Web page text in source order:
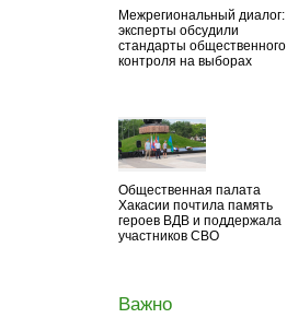
Межрегиональный диалог:
эксперты обсудили
стандарты общественного
контроля на выборах
Общественная палата
Хакасии почтила память
героев ВДВ и поддержала
участников СВО
Важно